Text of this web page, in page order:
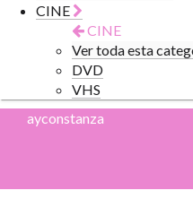
CINE
CINE
Ver toda esta
DVD
VHS
ayconstanza